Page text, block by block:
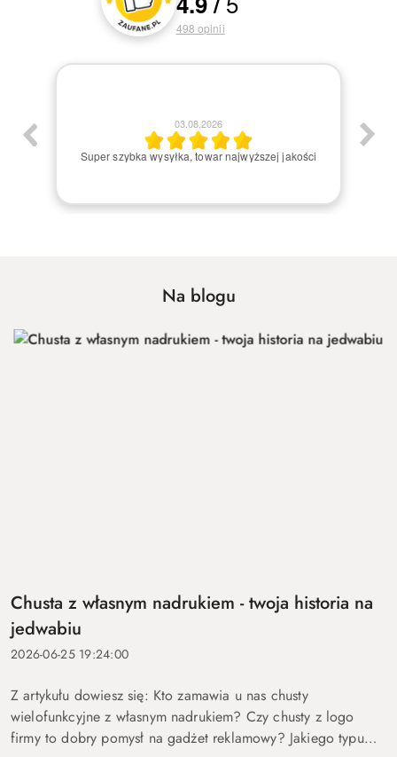
Oceny i recenzje klientów
498 opinii
03.08.2026
Super szybka wysyłka, towar najwyższej jakości
Na blogu
Chusta z własnym nadrukiem - twoja historia na
jedwabiu
2026-06-25 19:24:00
Z artykułu dowiesz się: Kto zamawia u nas chusty
wielofunkcyjne z własnym nadrukiem? Czy chusty z logo
firmy to dobry pomysł na gadżet reklamowy? Jakiego typu